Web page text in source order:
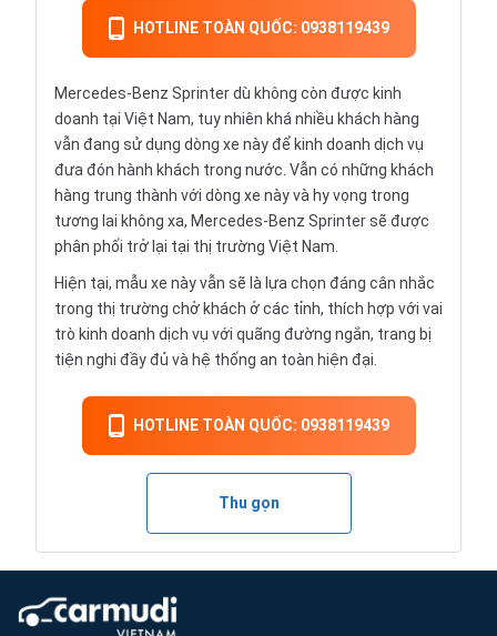
HOTLINE TOÀN QUỐC: 0938119439
Mercedes-Benz Sprinter dù không còn được kinh
doanh tại Việt Nam, tuy nhiên khá nhiều khách hàng
vẫn đang sử dụng dòng xe này để kinh doanh dịch vụ
đưa đón hành khách trong nước. Vẫn có những khách
hàng trung thành với dòng xe này và hy vọng trong
tương lai không xa, Mercedes-Benz Sprinter sẽ được
phân phối trở lại tại thị trường Việt Nam.
Hiện tại, mẫu xe này vẫn sẽ là lựa chọn đáng cân nhắc
trong thị trường chở khách ở các tỉnh, thích hợp với vai
trò kinh doanh dịch vụ với quãng đường ngắn, trang bị
tiện nghi đầy đủ và hệ thống an toàn hiện đại.
HOTLINE TOÀN QUỐC: 0938119439
Thu gọn